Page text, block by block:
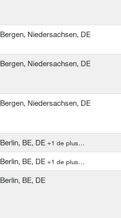
Bergen, Niedersachsen, DE
Bergen, Niedersachsen, DE
Bergen, Niedersachsen, DE
Berlin, BE, DE +1 de plus…
Berlin, BE, DE +1 de plus…
Berlin, BE, DE